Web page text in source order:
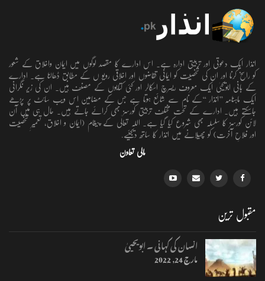
انذار ایک دعوتی اور تربیتی ادارہ ہے۔ اس ادارے کا مقصد لوگوں میں ایمان واخلاق کے شعور
کو راسخ کرنا اور ان کی شخصیت کو ایمانی تقاضوں اور اخلاقی رویو ں کے مطابق ڈھالنا ہے۔ ادارے
کے بانی ابویحییٰ ایک معروف ریسرچ اسکالر اور کئی کتابوں کے مصنف ہیں۔ ان کی زیر نگرانی
ایک ماہنامہ ’’انذار ‘‘کے نام سے شائع ہوتا ہے جس کے مضامین اس ویب سائٹ پر پڑھے
جاسکتے ہیں۔ ادارے کے تحت مختلف تربیتی کورسز بھی کرائے جاتے ہیں۔ حال ہی میں آن
لائن کورسز کا سلسلہ بھی شروع کیا گیا ہے۔ اللہ تعالٰی کے پیغام (ایمان و اخلاق، تعمیرِ شخصیت
اور فلاحِ آخرت) کو پھیلانے میں انذار کا ساتھ دیجئیے.
مالی تعاون
مقبول ترین
انسان کی کہانی ۔ ابویحییٰ
مارچ 24, 2022